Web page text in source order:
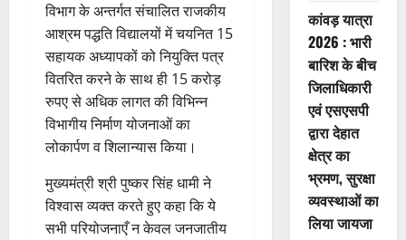
विभाग के अन्तर्गत संचालित राजकीय
आश्रम पद्धति विद्यालयों में चयनित 15
सहायक अध्यापकों को नियुक्ति पत्र
वितरित करने के साथ ही 15 करोड़
रुपए से अधिक लागत की विभिन्न
विभागीय निर्माण योजनाओं का
लोकार्पण व शिलान्यास किया।
मुख्यमंत्री श्री पुष्कर सिंह धामी ने
विश्वास व्यक्त करते हुए कहा कि ये
सभी परियोजनाएँ न केवल जनजातीय
कांवड़ यात्रा
2026 : भारी
बारिश के बीच
जिलाधिकारी
एवं एसएसपी
द्वारा देहात
क्षेत्र का
भ्रमण, सुरक्षा
व्यवस्थाओं का
लिया जायजा